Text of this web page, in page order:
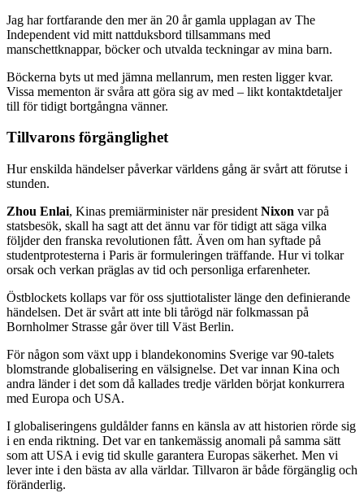
Jag har fortfarande den mer än 20 år gamla upplagan av The
Independent vid mitt nattduksbord tillsammans med
manschettknappar, böcker och utvalda teckningar av mina barn.
Böckerna byts ut med jämna mellanrum, men resten ligger kvar.
Vissa mementon är svåra att göra sig av med – likt kontaktdetaljer
till för tidigt bortgångna vänner.
Tillvarons förgänglighet
Hur enskilda händelser påverkar världens gång är svårt att förutse i
stunden.
Zhou Enlai, Kinas premiärminister när president Nixon var på
statsbesök, skall ha sagt att det ännu var för tidigt att säga vilka
följder den franska revolutionen fått. Även om han syftade på
studentprotesterna i Paris är formuleringen träffande. Hur vi tolkar
orsak och verkan präglas av tid och personliga erfarenheter.
Östblockets kollaps var för oss sjuttiotalister länge den definierande
händelsen. Det är svårt att inte bli tårögd när folkmassan på
Bornholmer Strasse går över till Väst Berlin.
För någon som växt upp i blandekonomins Sverige var 90-talets
blomstrande globalisering en välsignelse. Det var innan Kina och
andra länder i det som då kallades tredje världen börjat konkurrera
med Europa och USA.
I globaliseringens guldålder fanns en känsla av att historien rörde sig
i en enda riktning. Det var en tankemässig anomali på samma sätt
som att USA i evig tid skulle garantera Europas säkerhet. Men vi
lever inte i den bästa av alla världar. Tillvaron är både förgänglig och
föränderlig.